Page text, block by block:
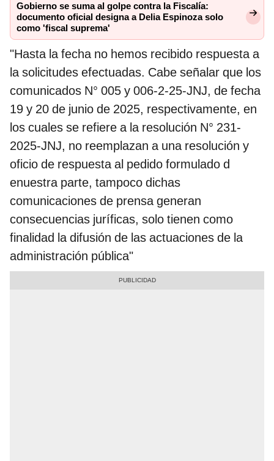
Gobierno se suma al golpe contra la Fiscalía:
documento oficial designa a Delia Espinoza solo
como 'fiscal suprema'
"Hasta la fecha no hemos recibido respuesta a
la solicitudes efectuadas. Cabe señalar que los
comunicados N° 005 y 006-2-25-JNJ, de fecha
19 y 20 de junio de 2025, respectivamente, en
los cuales se refiere a la resolución N° 231-
2025-JNJ, no reemplazan a una resolución y
oficio de respuesta al pedido formulado d
enuestra parte, tampoco dichas
comunicaciones de prensa generan
consecuencias juríficas, solo tienen como
finalidad la difusión de las actuaciones de la
administración pública"